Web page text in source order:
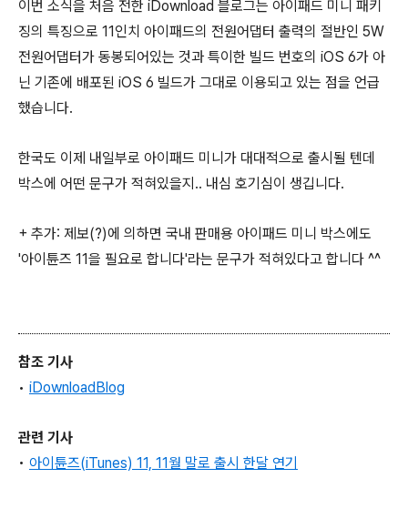
이번 소식을 처음 전한 iDownload 블로그는 아이패드 미니 패키
징의 특징으로 11인치 아이패드의 전원어댑터 출력의 절반인 5W
전원어댑터가 동봉되어있는 것과 특이한 빌드 번호의 iOS 6가 아
닌 기존에 배포된 iOS 6 빌드가 그대로 이용되고 있는 점을 언급
했습니다.
한국도 이제 내일부로 아이패드 미니가 대대적으로 출시될 텐데
박스에 어떤 문구가 적혀있을지.. 내심 호기심이 생깁니다.
+ 추가: 제보(?)에 의하면 국내 판매용 아이패드 미니 박스에도
'아이튠즈 11을 필요로 합니다'라는 문구가 적혀있다고 합니다 ^^
참조 기사
• iDownloadBlog
관련 기사
• 아이튠즈(iTunes) 11, 11월 말로 출시 한달 연기